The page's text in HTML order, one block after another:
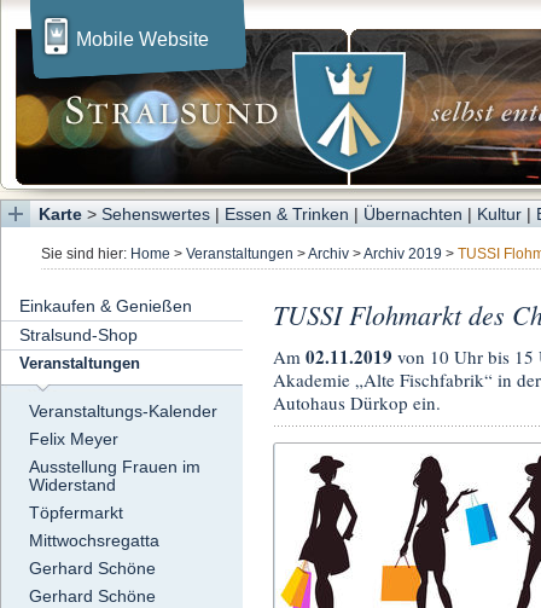
Mobile Website
Karte > Sehenswertes | Essen & Trinken | Übernachten | Kultur |
Sie sind hier: Home > Veranstaltungen >Archiv >Archiv 2019 > TUSSI
Einkaufen & Genießen
Stralsund-Shop
Veranstaltungen
Veranstaltungs-Kalender
Felix Meyer
Ausstellung Frauen im
Widerstand
Töpfermarkt
Mittwochsregatta
Gerhard Schöne
Gerhard Schöne
TUSSI Flohmarkt des
Am 02.11.2019 von 10 Uhr bis 15
Akademie „Alte Fischfabrik“ in
Autohaus Dürkop ein.